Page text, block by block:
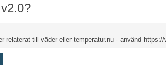
relaterat till väder eller temperatur.nu - använd https://